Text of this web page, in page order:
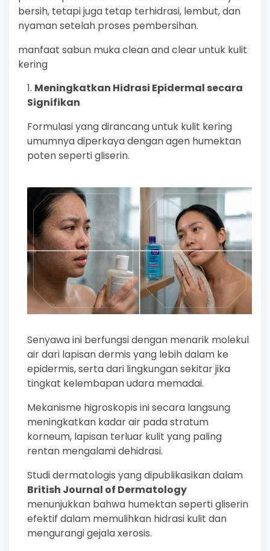
bersih, tetapi juga tetap terhidrasi, lembut, dan
nyaman setelah proses pembersihan.
manfaat sabun muka clean and clear untuk kulit
kering
Meningkatkan Hidrasi Epidermal secara
Signifikan
Formulasi yang dirancang untuk kulit kering
umumnya diperkaya dengan agen humektan
poten seperti gliserin.
Senyawa ini berfungsi dengan menarik molekul
air dari lapisan dermis yang lebih dalam ke
epidermis, serta dari lingkungan sekitar jika
tingkat kelembapan udara memadai.
Mekanisme higroskopis ini secara langsung
meningkatkan kadar air pada stratum
korneum, lapisan terluar kulit yang paling
rentan mengalami dehidrasi.
Studi dermatologis yang dipublikasikan dalam
British Journal of Dermatology
menunjukkan bahwa humektan seperti gliserin
efektif dalam memulihkan hidrasi kulit dan
mengurangi gejala xerosis.